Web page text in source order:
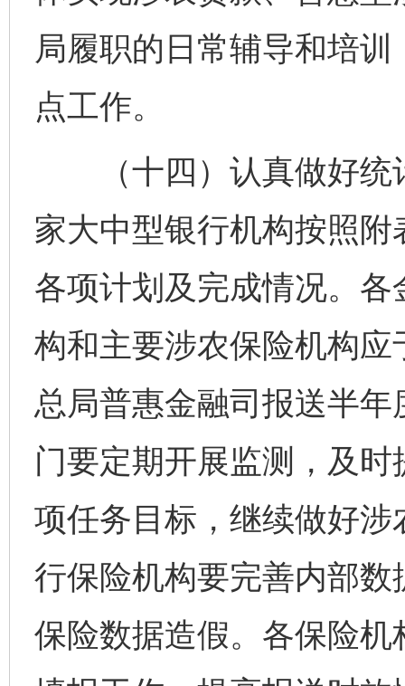
局履职的日常辅导和培
点工作。
（十四）认真做好统
家大中型银行机构按照
各项计划及完成情况。
构和主要涉农保险机构
总局普惠金融司报送半
门要定期开展监测，及
项任务目标，继续做好
行保险机构要完善内部
保险数据造假。各保险